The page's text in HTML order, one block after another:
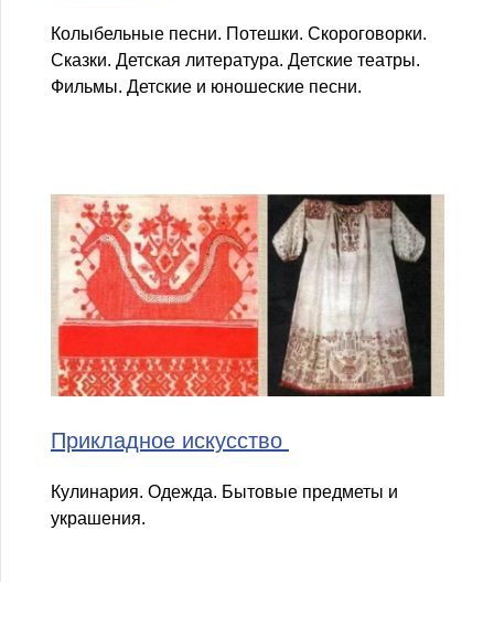
Колыбельные песни. Потешки. Скороговорки.
Сказки. Детская литература. Детские театры.
Фильмы. Детские и юношеские песни.
Прикладное искусство
Кулинария. Одежда. Бытовые предметы и
украшения.